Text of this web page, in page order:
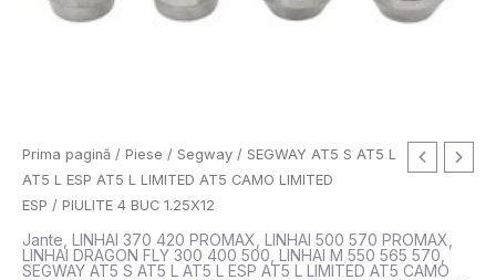
Prima pagină / Piese / Segway / SEGWAY AT5 S AT5 L
AT5 L ESP AT5 L LIMITED AT5 CAMO LIMITED
ESP / PIULITE 4 BUC 1.25X12
Jante LINHAI 370 420 PROMAX LINHAI 500 570 PROMAX
LINHAI DRAGON FLY 300 400 500 LINHAI M 550 565 570
SEGWAY AT5 S AT5 L AT5 L ESP AT5 L LIMITED AT5 CAMO
Cantitate
PIULITE
4
BUC
1.25X12